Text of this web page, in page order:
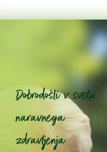
Dobrodošli v svetu
naravnega
zdravljenja